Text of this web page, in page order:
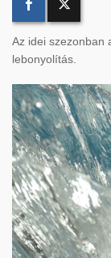
Az idei szezonban
lebonyolítás.